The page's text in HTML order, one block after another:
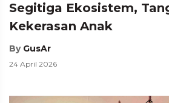
Segitiga Ekosistem,
Kekerasan Anak
By GusAr
24 April 2026